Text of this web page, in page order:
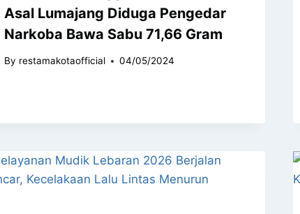
Asal Lumajang Diduga Pengedar
Narkoba Bawa Sabu 71,66 Gram
By restamakotaofficial 04/05/2024